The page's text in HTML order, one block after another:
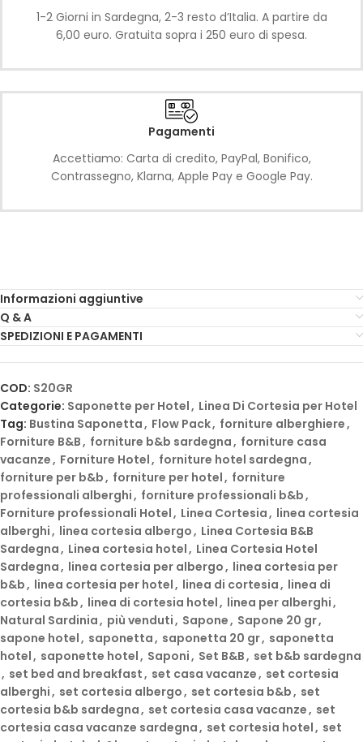
1-2 Giorni in Sardegna, 2-3 resto d’Italia. A partire da
6,00 euro. Gratuita sopra i 250 euro di spesa.
Pagamenti
Accettiamo: Carta di credito, PayPal, Bonifico,
Contrassegno, Klarna, Apple Pay e Google Pay.
Informazioni aggiuntive
Q & A
SPEDIZIONI E PAGAMENTI
COD: S20GR
Categorie: Saponette per Hotel, Linea Di Cortesia per Hotel
Tag: Bustina Saponetta, Flow Pack, forniture alberghiere,
Forniture B&B, forniture b&b sardegna, forniture casa
vacanze, Forniture Hotel, forniture hotel sardegna,
forniture per b&b, forniture per hotel, forniture
professionali alberghi, forniture professionali b&b,
Forniture professionali Hotel, Linea Cortesia, linea cortesia
alberghi, linea cortesia albergo, Linea Cortesia B&B
Sardegna, Linea cortesia hotel, Linea Cortesia Hotel
Sardegna, linea cortesia per albergo, linea cortesia per
b&b, linea cortesia per hotel, linea di cortesia, linea di
cortesia b&b, linea di cortesia hotel, linea per alberghi,
Natural Sardinia, più venduti, Sapone, Sapone 20 gr,
sapone hotel, saponetta, saponetta 20 gr, saponetta
hotel, saponette hotel, Saponi, Set B&B, set b&b sardegna
, set bed and breakfast, set casa vacanze, set cortesia
alberghi, set cortesia albergo, set cortesia b&b, set
cortesia b&b sardegna, set cortesia casa vacanze, set
cortesia casa vacanze sardegna, set cortesia hotel, set